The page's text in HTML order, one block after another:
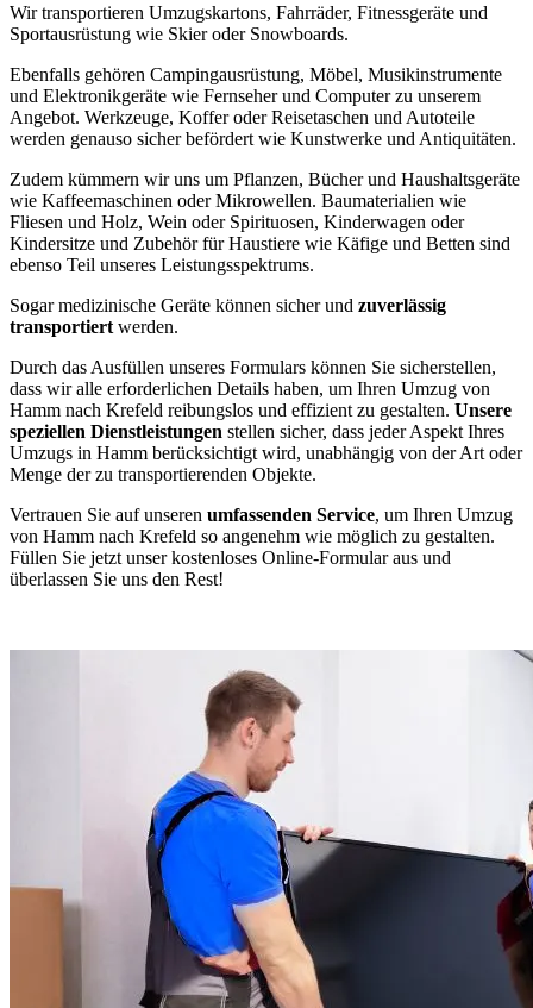
Wir transportieren Umzugskartons, Fahrräder, Fitnessgeräte und
Sportausrüstung wie Skier oder Snowboards.
Ebenfalls gehören Campingausrüstung, Möbel, Musikinstrumente
und Elektronikgeräte wie Fernseher und Computer zu unserem
Angebot. Werkzeuge, Koffer oder Reisetaschen und Autoteile
werden genauso sicher befördert wie Kunstwerke und Antiquitäten.
Zudem kümmern wir uns um Pflanzen, Bücher und Haushaltsgeräte
wie Kaffeemaschinen oder Mikrowellen. Baumaterialien wie
Fliesen und Holz, Wein oder Spirituosen, Kinderwagen oder
Kindersitze und Zubehör für Haustiere wie Käfige und Betten sind
ebenso Teil unseres Leistungsspektrums.
Sogar medizinische Geräte können sicher und zuverlässig
transportiert werden.
Durch das Ausfüllen unseres Formulars können Sie sicherstellen,
dass wir alle erforderlichen Details haben, um Ihren Umzug von
Hamm nach Krefeld reibungslos und effizient zu gestalten. Unsere
speziellen Dienstleistungen stellen sicher, dass jeder Aspekt Ihres
Umzugs in Hamm berücksichtigt wird, unabhängig von der Art oder
Menge der zu transportierenden Objekte.
Vertrauen Sie auf unseren umfassenden Service, um Ihren Umzug
von Hamm nach Krefeld so angenehm wie möglich zu gestalten.
Füllen Sie jetzt unser kostenloses Online-Formular aus und
überlassen Sie uns den Rest!